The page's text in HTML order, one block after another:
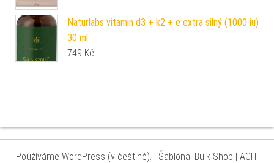
Naturlabs vitamin d3 + k2 + e extra silný (1000 iu)
30 ml
749 Kč
Používáme WordPress (v češtině). | Šablona: Bulk Shop | ACIT